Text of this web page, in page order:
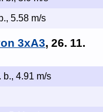
5.58 m/s
3xA3, 26. 11.
b., 4.91 m/s